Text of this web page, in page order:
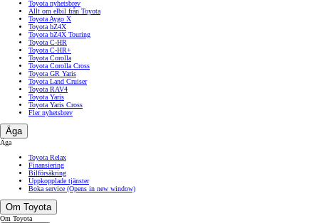
Toyota nyhetsbrev
Allt om elbil från Toyota
Toyota Aygo X
Toyota bZ4X
Toyota bZ4X Touring
Toyota C-HR
Toyota C-HR+
Toyota Corolla
Toyota Corolla Cross
Toyota GR Yaris
Toyota Land Cruiser
Toyota RAV4
Toyota Yaris
Toyota Yaris Cross
Fler nyhetsbrev
Äga
Äga
Toyota Relax
Finansiering
Bilförsäkring
Uppkopplade tjänster
Boka service (Opens in new window)
Om Toyota
Om Toyota